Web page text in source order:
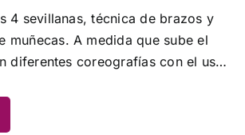
4 sevillanas, técnica de brazos y
muñecas. A medida que sube el
diferentes coreografías con el uso